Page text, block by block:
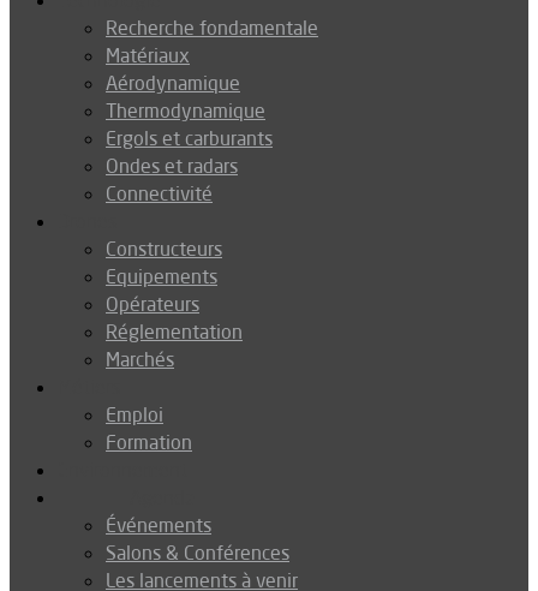
Recherche fondamentale
Matériaux
Aérodynamique
Thermodynamique
Ergols et carburants
Ondes et radars
Connectivité
Constructeurs
Equipements
Opérateurs
Réglementation
Marchés
Emploi
Formation
Événements
Salons & Conférences
Les lancements à venir